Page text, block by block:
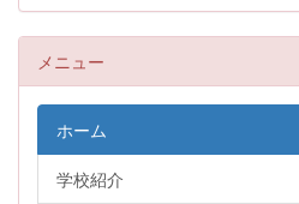
メニュー
ホーム
学校紹介